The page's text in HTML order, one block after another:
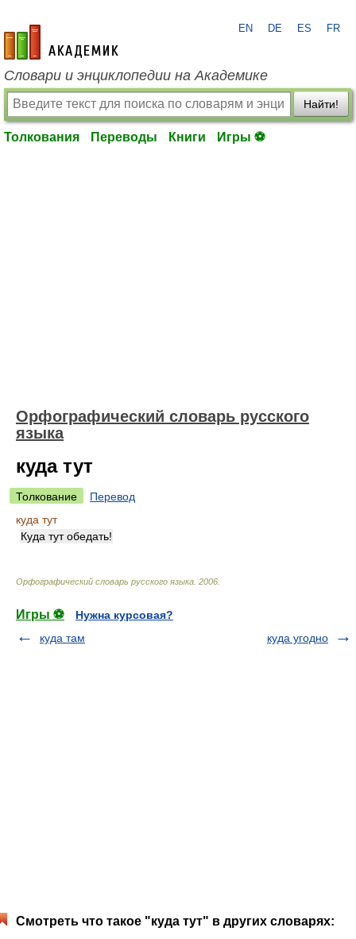
academic.ru
EN DE ES FR
Словари и энциклопедии на Академике
Найти!
Толкования Переводы Книги Игры ⚽
Орфографический словарь русского
языка
куда тут
Толкование
Перевод
куда тут
Куда тут обедать!
Орфографический словарь русского языка 2006
Игры ⚽
Нужна курсовая?
куда там
куда угодно
Смотреть что такое "куда тут" в других словарях: